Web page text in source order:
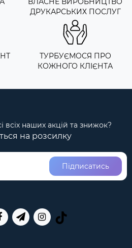
ДРУКАРСЬКИХ ПОСЛУГ
ТУРБУЄМОСЯ ПРО
КОЖНОГО КЛІЄНТА
всіх наших акцій та знижок?
на розсилку
Підписатись